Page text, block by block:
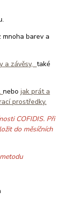
barev a
a závěsy,také
nebojak prát a
prostředky.
COFIDIS. Při
do měsíčních